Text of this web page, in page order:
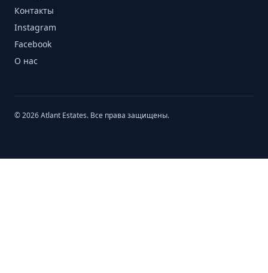
Контакты
Instagram
Facebook
О нас
© 2026 Atlant Estates. Все права защищены.